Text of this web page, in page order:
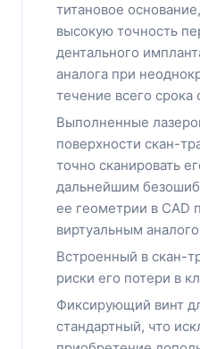
титановое
высокую точность
дентального
аналога при
течение всего срока
Выполненные
поверхности скан-
точно сканировать
дальнейшим
ее геометрии в CAD
виртуальным
Встроенный в скан-
риски его потери в
Фиксирующий винт
стандартный, что